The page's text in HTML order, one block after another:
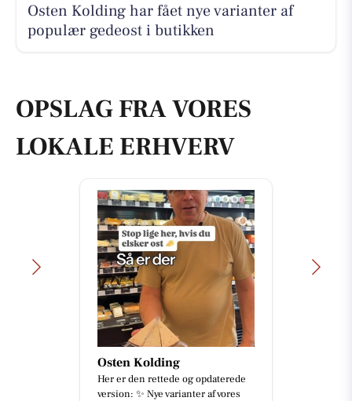
Osten Kolding har fået nye varianter af
populær gedeost i butikken
OPSLAG FRA VORES
LOKALE ERHVERV
Osten Kolding
Her er den rettede og opdaterede
version: ✨ Nye varianter af vores